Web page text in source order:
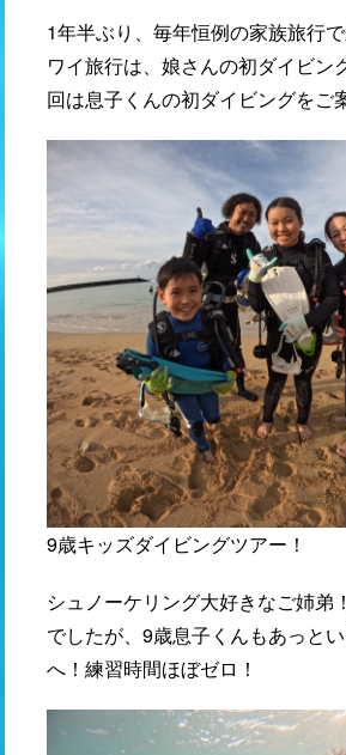
1年半ぶり、毎年恒例の家族旅行
ワイ旅行は、娘さんの初ダイビン
回は息子くんの初ダイビングをご
9歳キッズダイビングツアー！
シュノーケリング大好きなご姉弟
でしたが、9歳息子くんもあっと
へ！練習時間ほぼゼロ！